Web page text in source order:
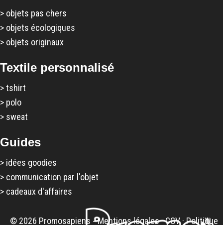
> objets pas chers
> objets écologiques
> objets originaux
Textile personnalisé
>tshirt
> polo
> sweat
Guides
> idées goodies
> communication par l'objet
> cadeaux d'affaires
© 2026 Promosapiens -Mentions légales·CGV·Politique